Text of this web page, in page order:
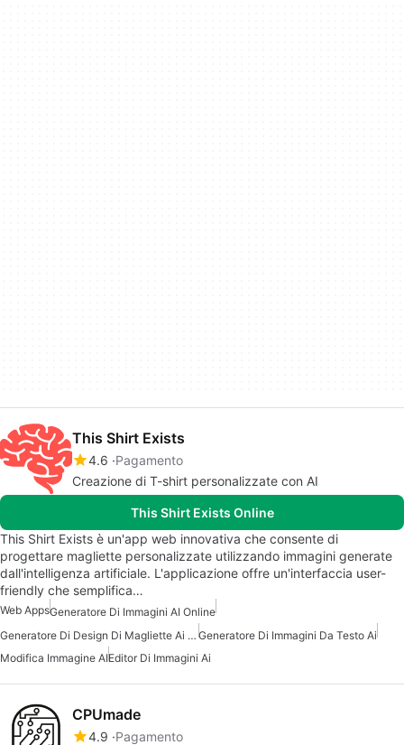
This Shirt Exists
4.6 Pagamento
Creazione di T-shirt personalizzate con AI
This Shirt Exists Online
This Shirt Exists è un'app web innovativa che consente di
progettare magliette personalizzate utilizzando immagini generate
dall'intelligenza artificiale. L'applicazione offre un'interfaccia user-
friendly che semplifica…
Web AppsGeneratore Di Immagini AI Online
Generatore Di Design Di Magliette Ai Gratuito Generatore Di Immagini Da Testo Ai
Modifica Immagine AIEditor Di Immagini Ai
CPUmade
4.9 Pagamento